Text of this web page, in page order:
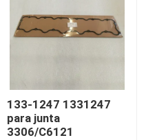
133-1247 1331247
para junta
3306/C6121